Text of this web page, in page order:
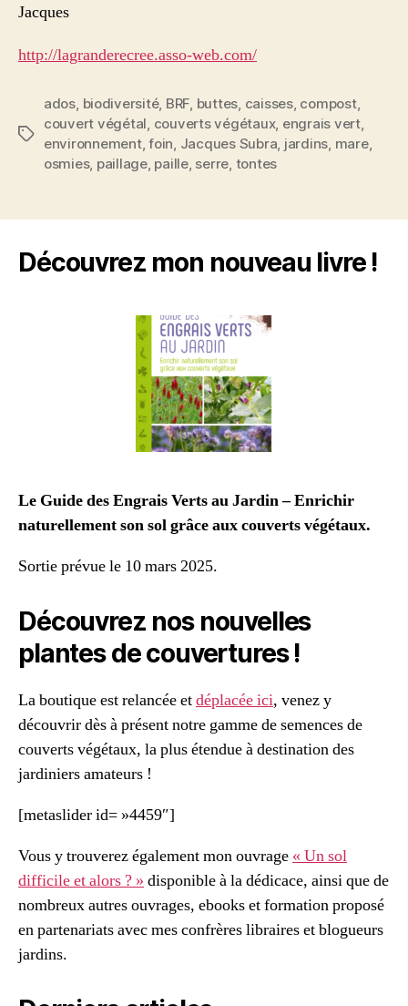
Jacques
http://lagranderecree.asso-web.com/
Étiquettes
ados, biodiversité, BRF, buttes, caisses, compost,
couvert végétal, couverts végétaux, engrais vert,
environnement,foin, Jacques Subra, jardins, mare,
osmies, paillage, paille, serre, tontes
Découvrez mon nouveau livre !
Le Guide des Engrais Verts au Jardin – Enrichir
naturellement son sol grâce aux couverts végétaux.
Sortie prévue le 10 mars 2025.
Découvrez nos nouvelles
plantes de couvertures !
La boutique est relancée etdéplacée ici, venez y
découvrir dès à présent notre gamme de semences de
couverts végétaux, la plus étendue à destination des
jardiniers amateurs !
[metaslider id= »4459″]
Vous y trouverez également mon ouvrage « Un sol
difficile et alors ? » disponible à la dédicace, ainsi que de
nombreux autres ouvrages, ebooks et formation proposé
en partenariats avec mes confrères libraires et blogueurs
jardins.